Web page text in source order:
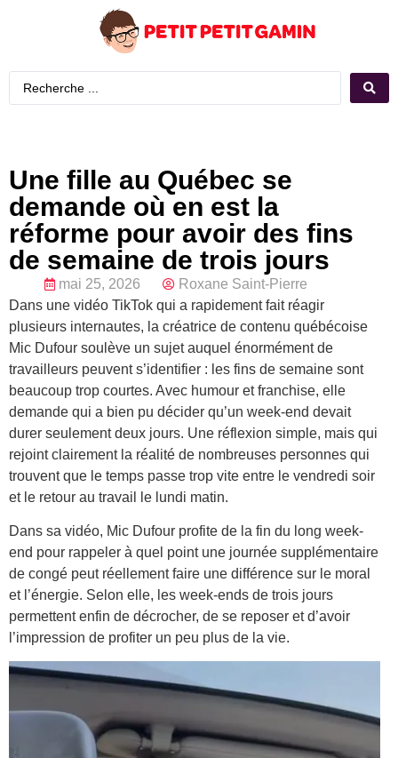
Une fille au Québec se
demande où en est la
réforme pour avoir des fins
de semaine de trois jours
mai 25, 2026
Roxane Saint-Pierre
Dans une vidéo TikTok qui a rapidement fait réagir
plusieurs internautes, la créatrice de contenu québécoise
Mic Dufour soulève un sujet auquel énormément de
travailleurs peuvent s’identifier : les fins de semaine sont
beaucoup trop courtes. Avec humour et franchise, elle
demande qui a bien pu décider qu’un week-end devait
durer seulement deux jours. Une réflexion simple, mais qui
rejoint clairement la réalité de nombreuses personnes qui
trouvent que le temps passe trop vite entre le vendredi soir
et le retour au travail le lundi matin.
Dans sa vidéo, Mic Dufour profite de la fin du long week-
end pour rappeler à quel point une journée supplémentaire
de congé peut réellement faire une différence sur le moral
et l’énergie. Selon elle, les week-ends de trois jours
permettent enfin de décrocher, de se reposer et d’avoir
l’impression de profiter un peu plus de la vie.